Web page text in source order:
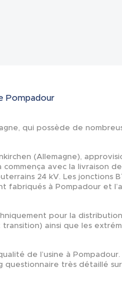
Actualités
Pompadour
qui possède de
(Allemagne),
avec la livraison
24 kV. Les
fabriqués à Pompadour et
pour la
ainsi que les
de l’usine à
questionnaire très détaillé